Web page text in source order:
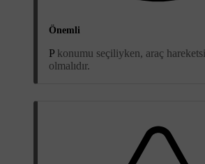
Önemli
P konumu seçiliyken, araç
olmalıdır.